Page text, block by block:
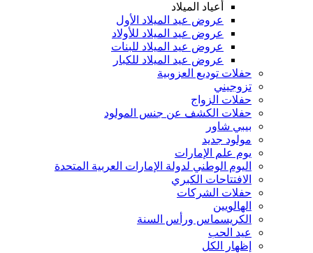
أعياد الميلاد
عروض عيد الميلاد الأول
عروض عيد الميلاد للأولاد
عروض عيد الميلاد للبنات
عروض عيد الميلاد للكبار
حفلات توديع العزوبية
تزوجيني
حفلات الزواج
حفلات الكشف عن جنس المولود
بيبي شاور
مولود جديد
يوم علم الإمارات
اليوم الوطني لدولة الإمارات العربية المتحدة
الافتتاحات الكبري
حفلات الشركات
الهالويين
الكريسماس ورأس السنة
عيد الحب
إظهار الكل